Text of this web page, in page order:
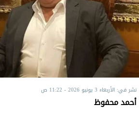
نشر في: الأربعاء 3 يونيو 2026 - 11:22 ص
أحمد محفوظ